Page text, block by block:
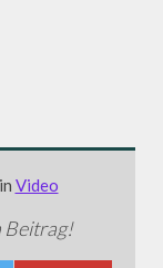
Video
Beitrag!